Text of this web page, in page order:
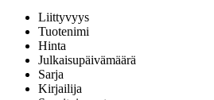
Liittyvyys
Tuotenimi
Hinta
Julkaisupäivämäärä
Sarja
Kirjailija